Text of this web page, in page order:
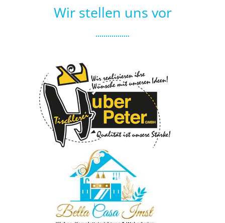
Wir stellen uns vor